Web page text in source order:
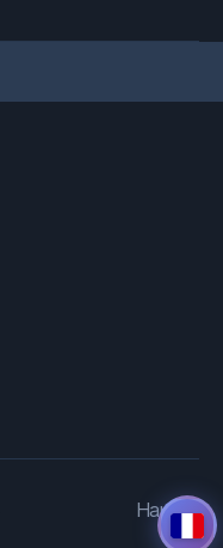
Haut↑